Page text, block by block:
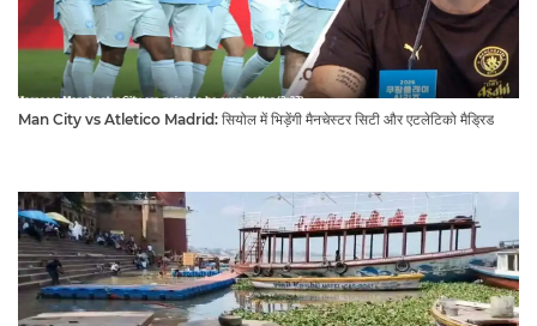
Man City vs Atletico Madrid: सियोल में भिड़ेंगी मैनचेस्टर सिटी और एटलेटिको मैड्रिड